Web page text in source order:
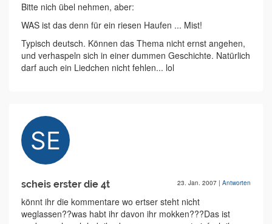
Bitte nich übel nehmen, aber:
WAS ist das denn für ein riesen Haufen ... Mist!
Typisch deutsch. Können das Thema nicht ernst angehen,
und verhaspeln sich in einer dummen Geschichte. Natürlich
darf auch ein Liedchen nicht fehlen... lol
scheis erster die 4t 23. Jan. 2007 | Antworten
könnt ihr die kommentare wo ertser steht nicht
weglassen??was habt ihr davon ihr mokken???Das ist